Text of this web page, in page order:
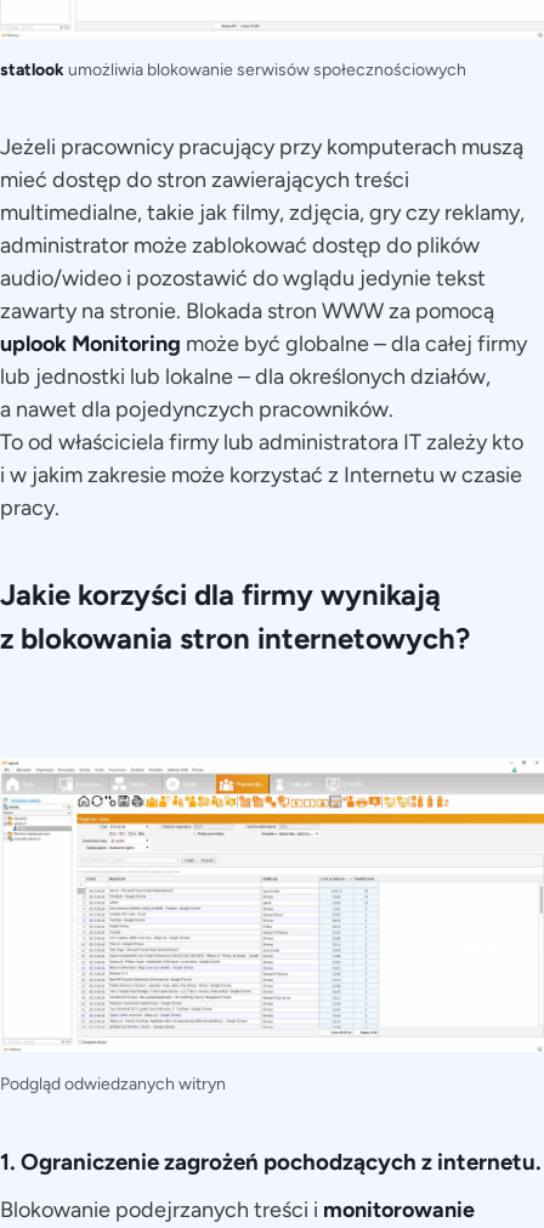
statlookumożliwia blokowanie serwisów społecznościowych
Jeżeli pracownicy pracujący przy komputerach muszą
mieć dostęp do stron zawierających treści
multimedialne, takie jak filmy, zdjęcia, gry czy reklamy,
administrator może zablokować dostęp do plików
audio/wideo i pozostawić do wglądu jedynie tekst
zawarty na stronie. Blokada stron WWW za pomocą
uplook Monitoring może być globalne – dla całej firmy
lub jednostki lub lokalne – dla określonych działów,
a nawet dla pojedynczych pracowników.
To od właściciela firmy lub administratora IT zależy kto
i w jakim zakresie może korzystać z Internetu w czasie
pracy.
Jakie korzyści dla firmy wynikają
z blokowania stron internetowych?
Podgląd odwiedzanych witryn
1. Ograniczenie zagrożeń pochodzących z internetu.
Blokowanie podejrzanych treści i monitorowanie